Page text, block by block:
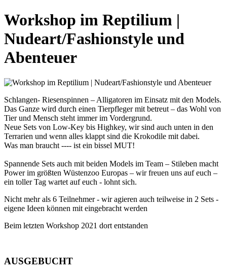
Workshop im Reptilium |
Nudeart/Fashionstyle und
Abenteuer
Schlangen- Riesenspinnen – Alligatoren im Einsatz mit den Models.
Das Ganze wird durch einen Tierpfleger mit betreut – das Wohl von
Tier und Mensch steht immer im Vordergrund.
Neue Sets von Low-Key bis Highkey, wir sind auch unten in den
Terrarien und wenn alles klappt sind die Krokodile mit dabei.
Was man braucht ---- ist ein bissel MUT!
Spannende Sets auch mit beiden Models im Team – Stileben macht
Power im größten Wüstenzoo Europas – wir freuen uns auf euch –
ein toller Tag wartet auf euch - lohnt sich.
Nicht mehr als 6 Teilnehmer - wir agieren auch teilweise in 2 Sets -
eigene Ideen können mit eingebracht werden
Beim letzten Workshop 2021 dort entstanden
AUSGEBUCHT